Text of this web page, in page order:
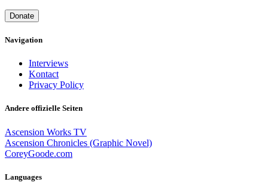
Donate
Navigation
Interviews
Kontact
Privacy Policy
Andere offizielle Seiten
Ascension Works TV
Ascension Chronicles (Graphic Novel)
CoreyGoode.com
Languages